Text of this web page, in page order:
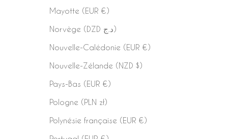
Mayotte (EUR €)
Norvège (DZD د.ج)
Nouvelle-Calédonie (EUR €)
Nouvelle-Zélande (NZD $)
Pays-Bas (EUR €)
Pologne (PLN zł)
Polynésie française (EUR €)